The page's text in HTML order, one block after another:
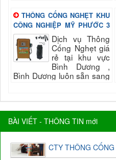
Xanh Hà Thànhng cấp cho
khách hàng...
THÔNG CỐNG NGHẸT KHU
CÔNG NGHIỆP MỸ PHƯỚC 3
BÌNH DƯƠNGDịch vụ Thông
Cống Nghẹt giá
rẻ tại khu vực
Bình Dương ,
Bình Dương luôn sẵn sang
lượng hài long quý...
BÀI VIẾT - THÔNG TIN mới
CTY THÔNG